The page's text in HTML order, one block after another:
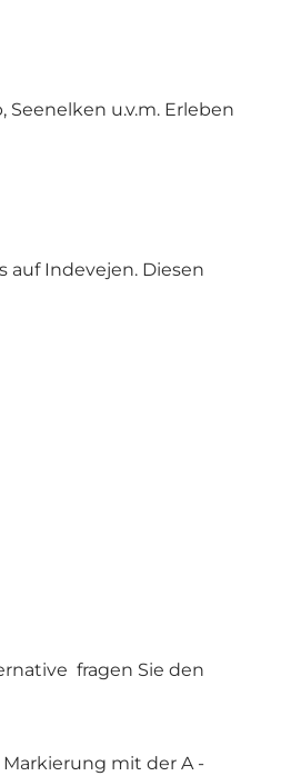
u.v.m. Erleben
auf Indevejen. Diesen
fragen Sie den
mit der A -